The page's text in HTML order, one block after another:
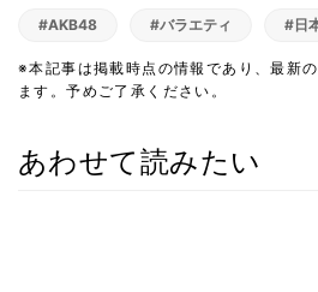
#AKB48 #バラエティ #日
※本記事は掲載時点の情報であり、最新
ます。予めご了承ください。
あわせて読みたい